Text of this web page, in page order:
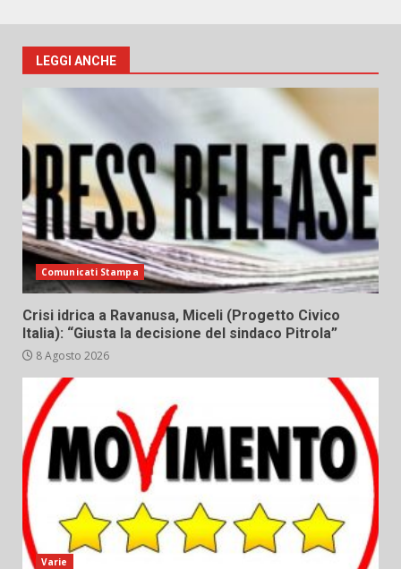
LEGGI ANCHE
Comunicati Stampa
Crisi idrica a Ravanusa, Miceli (Progetto Civico
Italia): “Giusta la decisione del sindaco Pitrola”
8 Agosto 2026
Varie